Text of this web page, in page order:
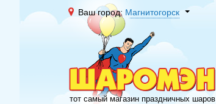
Ваш город: Магнитогорск
тот самый магазин праздничных шаров